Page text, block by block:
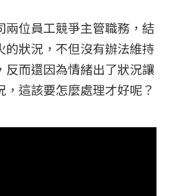
兩位員工競爭主管職務，結
的狀況，不但沒有辦法維持
反而還因為情緒出了狀況讓
，這該要怎麼處理才好呢？